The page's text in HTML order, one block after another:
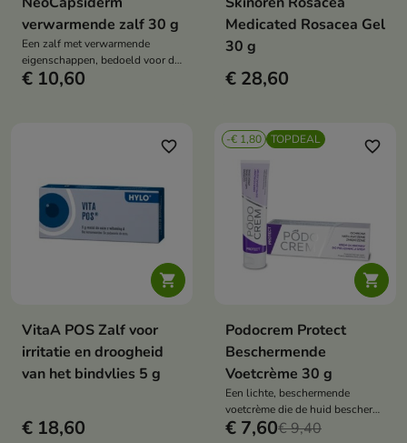
verwarmende zalf 30 g
Een zalf met verwarmende
eigenschappen, bedoeld voor de
verzorging van gebieden die aan
€ 10,60
Medicated Rosacea Gel
30 g
€ 28,60

favorite_border
VitaA POS Zalf voor
irritatie en droogheid
van het bindvlies 5 g
€ 18,60
-€ 1,80 TOPDEAL

favorite_border
Podocrem Protect
Beschermende
Voetcrème 30 g
Een lichte, beschermende
voetcrème die de huid beschermt
tegen microbiologische factoren,
€ 7,60€ 9,40